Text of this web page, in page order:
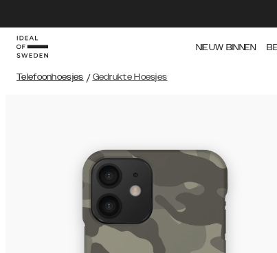
NIEUW BINNEN
Telefoonhoesjes / Gedrukte Hoesjes